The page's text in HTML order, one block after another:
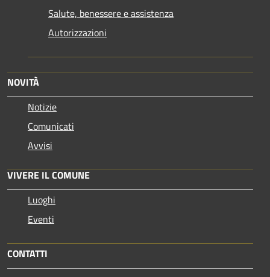
Salute, benessere e assistenza
Autorizzazioni
NOVITÀ
Notizie
Comunicati
Avvisi
VIVERE IL COMUNE
Luoghi
Eventi
CONTATTI